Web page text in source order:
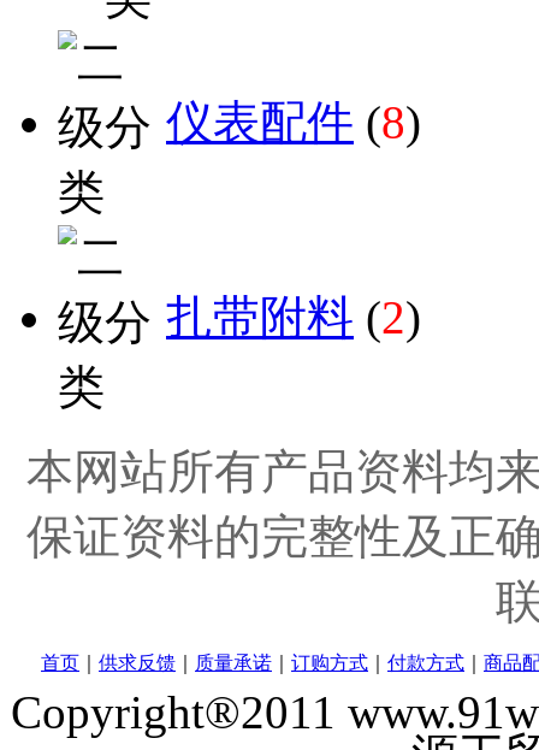
仪表配件 (8)
扎带附料 (2)
本网站所有产品资料均
保证资料的完整性及正
首页 供求反馈 质量承诺 订购方式 付款方式 商品
Copyright®2011